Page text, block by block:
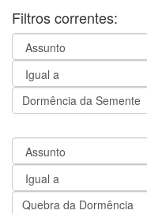
Filtros correntes: